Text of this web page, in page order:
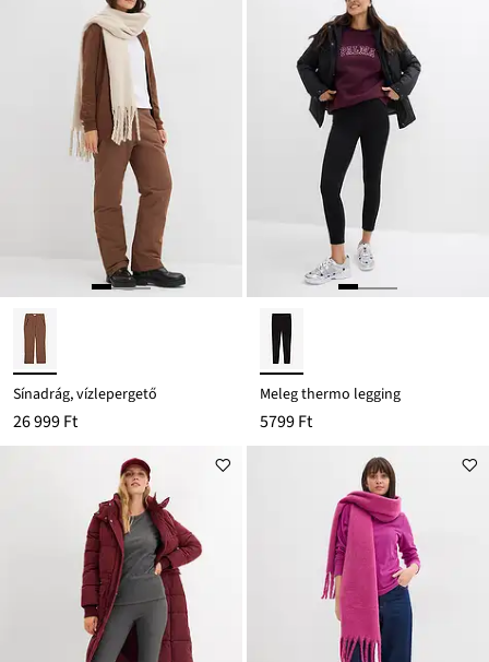
Sínadrág, vízlepergető
26 999 Ft
Meleg thermo legging
5799 Ft